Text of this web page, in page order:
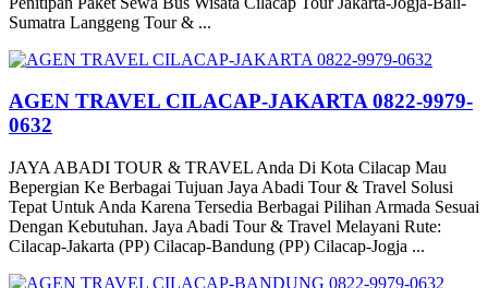
Sumatra Langgeng Tour & ...
AGEN TRAVEL CILACAP-JAKARTA 0822-9979-
0632
JAYA ABADI TOUR & TRAVEL Anda Di Kota Cilacap Mau
Bepergian Ke Berbagai Tujuan Jaya Abadi Tour & Travel Solusi
Tepat Untuk Anda Karena Tersedia Berbagai Pilihan Armada Sesuai
Dengan Kebutuhan. Jaya Abadi Tour & Travel Melayani Rute:
Cilacap-Jakarta (PP) Cilacap-Bandung (PP) Cilacap-Jogja ...